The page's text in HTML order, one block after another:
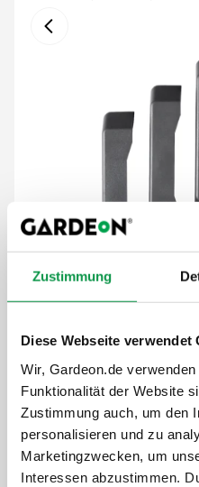
Zustimmung
Diese Webseite verwendet
Wir, Gardeon.de
Funktionalität der Website
Zustimmung auch, um den
personalisieren und zu
Marketingzwecken, um
Interessen abzustimmen.
Der Preis
Auf
Details